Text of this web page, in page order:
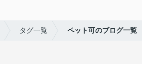
タグ一覧 ペット可のブログ一覧